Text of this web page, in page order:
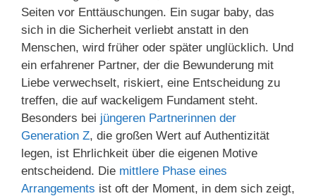
Seiten vor Enttäuschungen. Ein sugar baby, das
sich in die Sicherheit verliebt anstatt in den
Menschen, wird früher oder später unglücklich. Und
ein erfahrener Partner, der die Bewunderung mit
Liebe verwechselt, riskiert, eine Entscheidung zu
treffen, die auf wackeligem Fundament steht.
Besonders bei jüngeren Partnerinnen der
Generation Z, die großen Wert auf Authentizität
legen, ist Ehrlichkeit über die eigenen Motive
entscheidend. Die mittlere Phase eines
Arrangements ist oft der Moment, in dem sich zeigt,